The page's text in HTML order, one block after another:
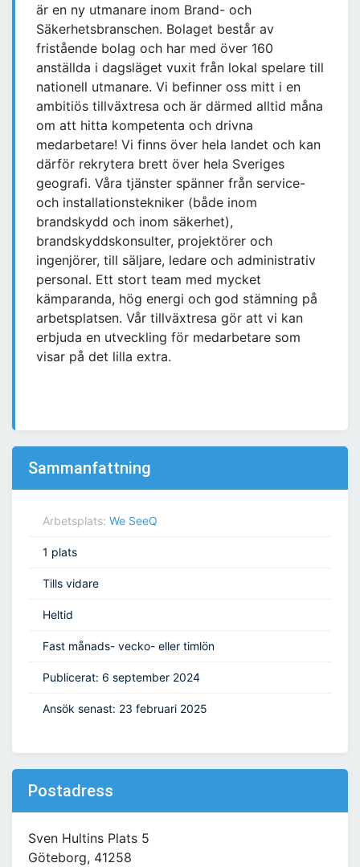
är en ny utmanare inom Brand- och
Säkerhetsbranschen. Bolaget består av
fristående bolag och har med över 160
anställda i dagsläget vuxit från lokal spelare till
nationell utmanare. Vi befinner oss mitt i en
ambitiös tillväxtresa och är därmed alltid måna
om att hitta kompetenta och drivna
medarbetare! Vi finns över hela landet och kan
därför rekrytera brett över hela Sveriges
geografi. Våra tjänster spänner från service-
och installationstekniker (både inom
brandskydd och inom säkerhet),
brandskyddskonsulter, projektörer och
ingenjörer, till säljare, ledare och administrativ
personal. Ett stort team med mycket
kämparanda, hög energi och god stämning på
arbetsplatsen. Vår tillväxtresa gör att vi kan
erbjuda en utveckling för medarbetare som
visar på det lilla extra.
Sammanfattning
Arbetsplats: We SeeQ
1 plats
Tills vidare
Heltid
Fast månads- vecko- eller timlön
Publicerat: 6 september 2024
Ansök senast: 23 februari 2025
Postadress
Sven Hultins Plats 5
Göteborg, 41258